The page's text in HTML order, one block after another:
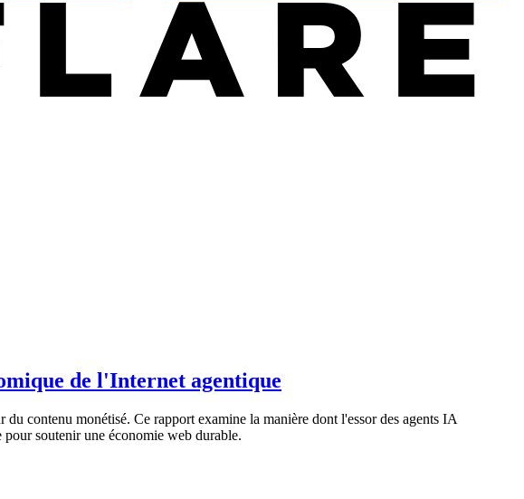
de l'Internet agentique
contenu monétisé. Ce rapport examine la manière dont l'essor des agents IA
soutenir une économie web durable.